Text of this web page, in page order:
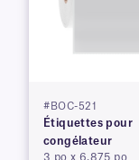
#BOC-521
Étiquettes pour
congélateur
3 po x 6,875 po